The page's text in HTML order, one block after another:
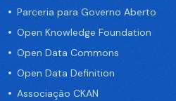
Parceria para Governo Aberto
Open Knowledge Foundation
Open Data Commons
Open Data Definition
Associação CKAN